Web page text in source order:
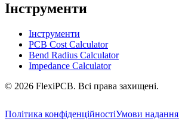
Інструменти
Інструменти
PCB Cost Calculator
Bend Radius Calculator
Impedance Calculator
© 2026 FlexiPCB. Всі права захищені.
Політика конфіденційностіУмови